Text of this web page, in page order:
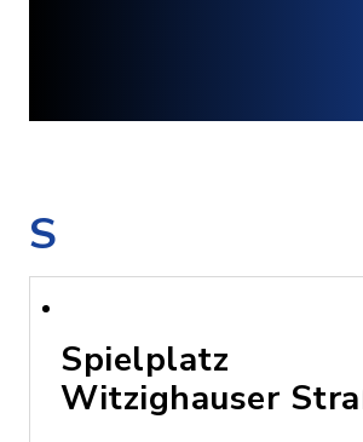
S
Spielplatz
Witzighauser